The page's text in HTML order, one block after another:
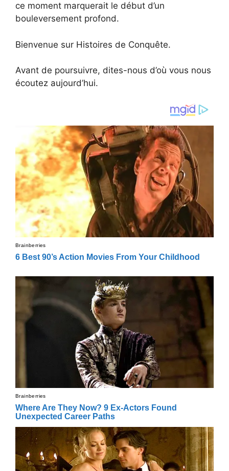
ce moment marquerait le début d’un
bouleversement profond.
Bienvenue sur Histoires de Conquête.
Avant de poursuivre, dites-nous d’où vous nous
écoutez aujourd’hui.